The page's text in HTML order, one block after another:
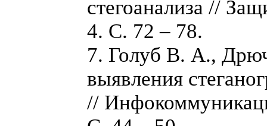
стегоанализа //
4. С. 72 – 78.
7. Голуб В. А.,
выявления
//